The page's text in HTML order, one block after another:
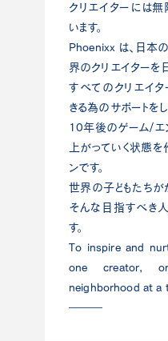
クリエイターには
います。
Phoenixx は、⽇本
界のクリエイターを
すべてのクリエイ
きる為のサポートをし
10年後のゲーム/エ
上がっていく状態を
ンです。
世界の⼦どもたちが
そんな⽬指すべき⼈
す。
To inspire and
one creator,
neighborhood at a
―――